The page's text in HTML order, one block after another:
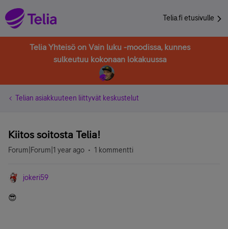
Telia.fi etusivulle
Telia Yhteisö on Vain luku -moodissa, kunnes
sulkeutuu kokonaan lokakuussa
Telian asiakkuuteen liittyvät keskustelut
Kiitos soitosta Telia!
Forum|Forum|1 year ago 1 kommentti
jokeri59
😎